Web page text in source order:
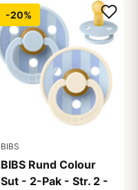
-20%
BIBS
BIBS Rund Colour
Sut - 2-Pak - Str. 2 -